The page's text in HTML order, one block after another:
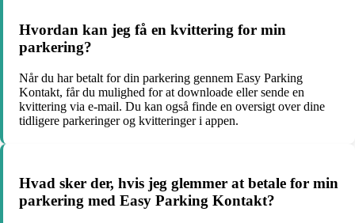
Hvordan kan jeg få en kvittering for min
parkering?
Når du har betalt for din parkering gennem Easy Parking
Kontakt, får du mulighed for at downloade eller sende en
kvittering via e-mail. Du kan også finde en oversigt over dine
tidligere parkeringer og kvitteringer i appen.
Hvad sker der, hvis jeg glemmer at betale for min
parkering med Easy Parking Kontakt?